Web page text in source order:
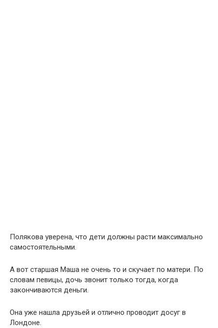
Полякова уверена, что дети должны расти максимально
самостоятельными.
А вот старшая Маша не очень то и скучает по матери. По
словам певицы, дочь звонит только тогда, когда
закончиваются деньги.
Она уже нашла друзьей и отлично проводит досуг в
Лондоне.